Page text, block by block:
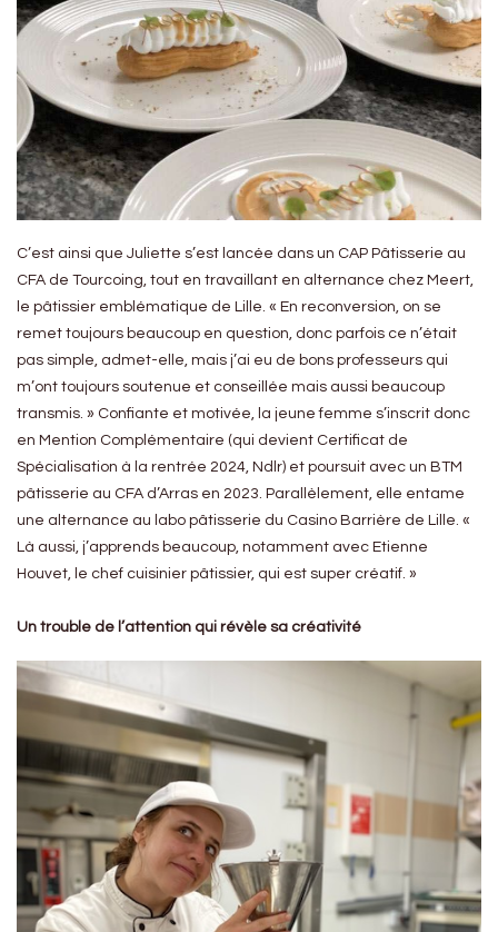
C’est ainsi que Juliette s’est lancée dans un CAP Pâtisserie au
CFA de Tourcoing, tout en travaillant en alternance chez Meert,
le pâtissier emblématique de Lille. « En reconversion, on se
remet toujours beaucoup en question, donc parfois ce n’était
pas simple, admet-elle, mais j’ai eu de bons professeurs qui
m’ont toujours soutenue et conseillée mais aussi beaucoup
transmis. » Confiante et motivée, la jeune femme s’inscrit donc
en Mention Complémentaire (qui devient Certificat de
Spécialisation à la rentrée 2024, Ndlr) et poursuit avec un BTM
pâtisserie au CFA d’Arras en 2023. Parallèlement, elle entame
une alternance au labo pâtisserie du Casino Barrière de Lille. «
Là aussi, j’apprends beaucoup, notamment avec Etienne
Houvet, le chef cuisinier pâtissier, qui est super créatif. »
Un trouble de l’attention qui révèle sa créativité